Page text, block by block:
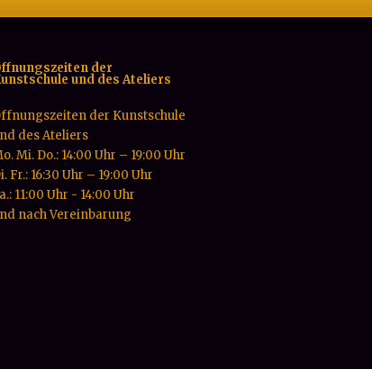
der
und des Ateliers
der Kunstschule
des Ateliers
Mi. Do.: 14:00 Uhr – 19:00 Uhr
Fr.: 16:30 Uhr – 19:00 Uhr
11:00 Uhr - 14:00 Uhr
nach Vereinbarung